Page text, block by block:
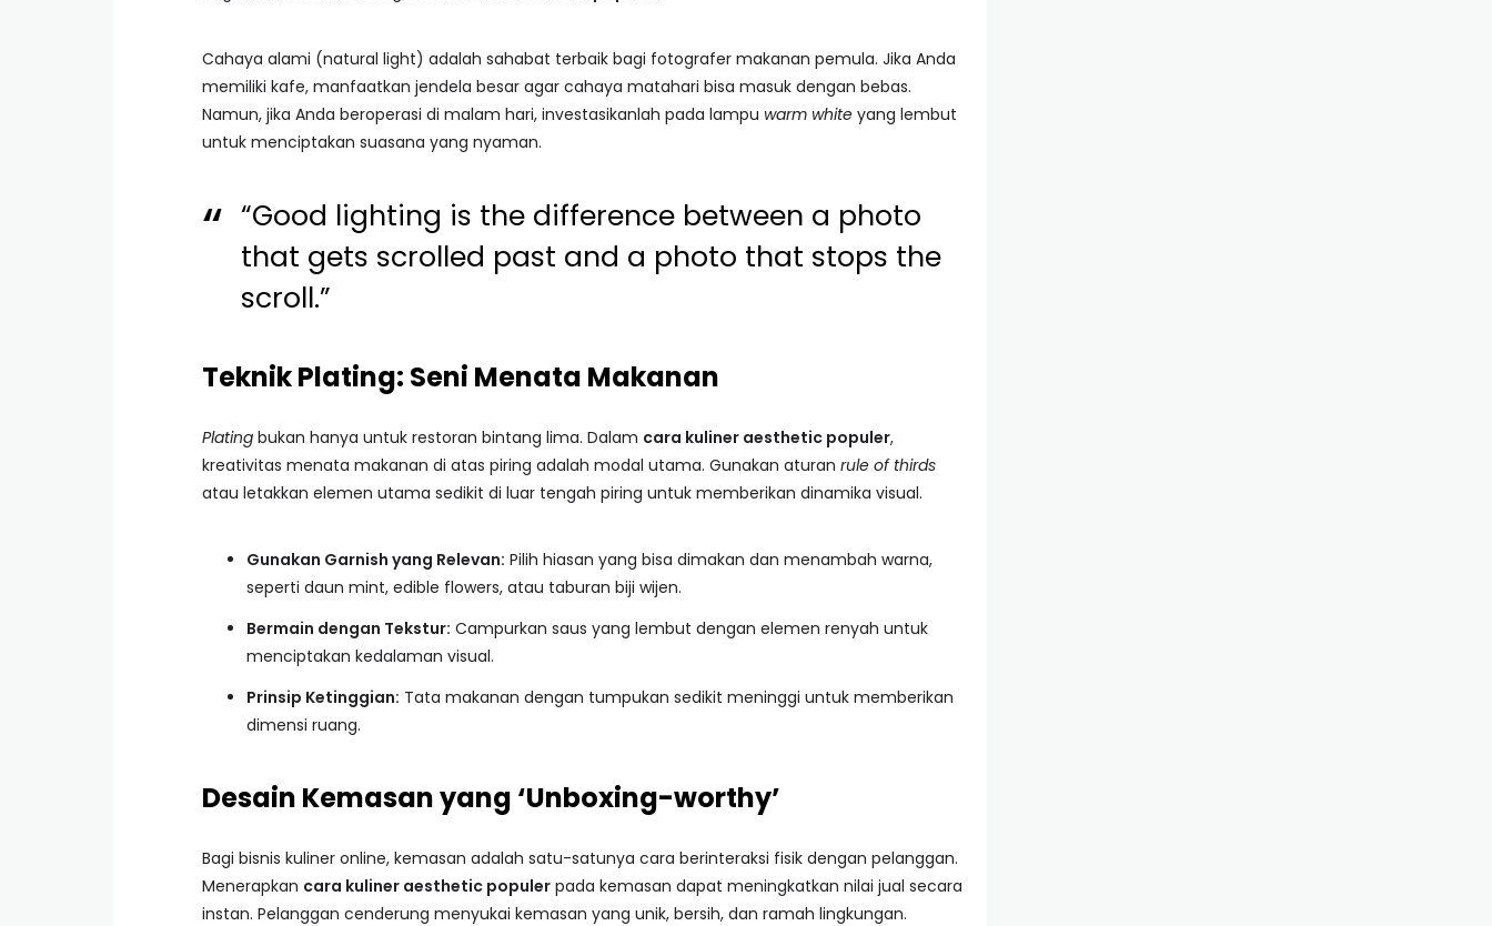
Cahaya alami (natural light) adalah sahabat terbaik bagi fotografer makanan pemula. Jika Anda
memiliki kafe, manfaatkan jendela besar agar cahaya matahari bisa masuk dengan bebas.
Namun, jika Anda beroperasi di malam hari, investasikanlah pada lampu warm white yang lembut
untuk menciptakan suasana yang nyaman.
“Good lighting is the difference between a photo
that gets scrolled past and a photo that stops the
scroll.”
Teknik Plating: Seni Menata Makanan
Plating bukan hanya untuk restoran bintang lima. Dalam cara kuliner aesthetic populer,
kreativitas menata makanan di atas piring adalah modal utama. Gunakan aturan rule of thirds
atau letakkan elemen utama sedikit di luar tengah piring untuk memberikan dinamika visual.
Gunakan Garnish yang Relevan: Pilih hiasan yang bisa dimakan dan menambah warna,
seperti daun mint, edible flowers, atau taburan biji wijen.
Bermain dengan Tekstur: Campurkan saus yang lembut dengan elemen renyah untuk
menciptakan kedalaman visual.
Prinsip Ketinggian: Tata makanan dengan tumpukan sedikit meninggi untuk memberikan
dimensi ruang.
Desain Kemasan yang ‘Unboxing-worthy’
Bagi bisnis kuliner online, kemasan adalah satu-satunya cara berinteraksi fisik dengan pelanggan.
Menerapkan cara kuliner aesthetic populer pada kemasan dapat meningkatkan nilai jual secara
instan. Pelanggan cenderung menyukai kemasan yang unik, bersih, dan ramah lingkungan.